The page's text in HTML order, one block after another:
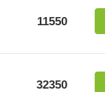
11550
32350